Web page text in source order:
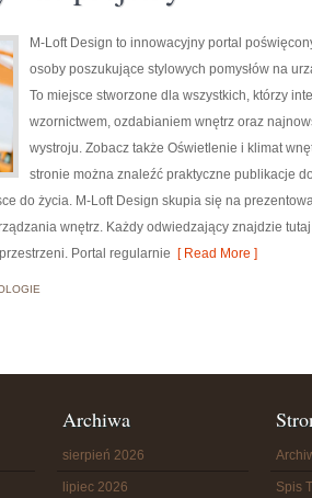
M-Loft Design to innowacyjny portal
osoby poszukujące stylowych pomysłów na
To miejsce stworzone dla wszystkich, którzy
wzornictwem, ozdabianiem wnętrz oraz
wystroju. Zobacz także Oświetlenie i klimat
stronie można znaleźć praktyczne publikacje
do życia. M-Loft Design skupia się na
wnętrz. Każdy odwiedzający znajdzie
Portal regularnie [ Read More ]
Archiwa
sierpień 2026
lipiec 2026 Spis